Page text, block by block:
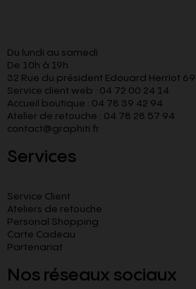
Du lundi au samedi
De 10h à 19h
32 Rue du président Edouard Herriot
Service client web : 04 72 00 24 14
Accueil boutique : 04 78 39 42 94
Atelier de retouche : 04 78 28 57 94
contact@graphiti.fr
Services
Service Client
Ateliers de retouche
Personal Shopping
Carte Cadeau
Partenariat
Nos réseaux sociaux